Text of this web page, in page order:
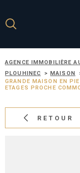
menu
contenu
AGENCE IMMOBILIÈRE
PLOUHINEC
MAISON
GRANDE MAISON EN
ETAGES PROCHE
RETOUR